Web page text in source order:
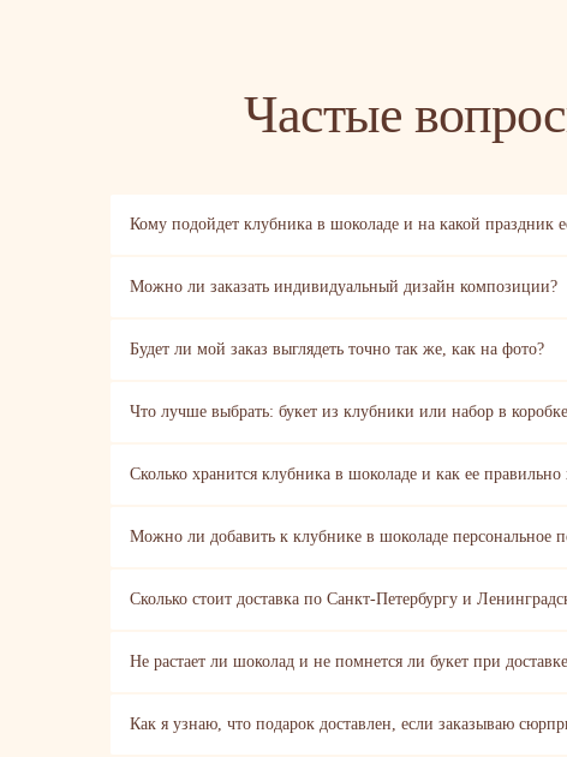
Частые
Кому подойдет клубника в шоколаде и на какой праздник
Можно ли заказать индивидуальный дизайн композиции?
Будет ли мой заказ выглядеть точно так же, как на фото?
Что лучше выбрать: букет из клубники или набор в
Сколько хранится клубника в шоколаде и как ее правильно
Можно ли добавить к клубнике в шоколаде персональное
Сколько стоит доставка по Санкт-Петербургу и
Не растает ли шоколад и не помнется ли букет при
Как я узнаю, что подарок доставлен, если заказываю